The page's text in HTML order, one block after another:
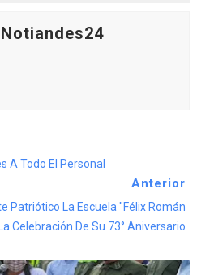
A Todo El Personal
Anterior
Patriótico La Escuela "Félix Román
Celebración De Su 73° Aniversario